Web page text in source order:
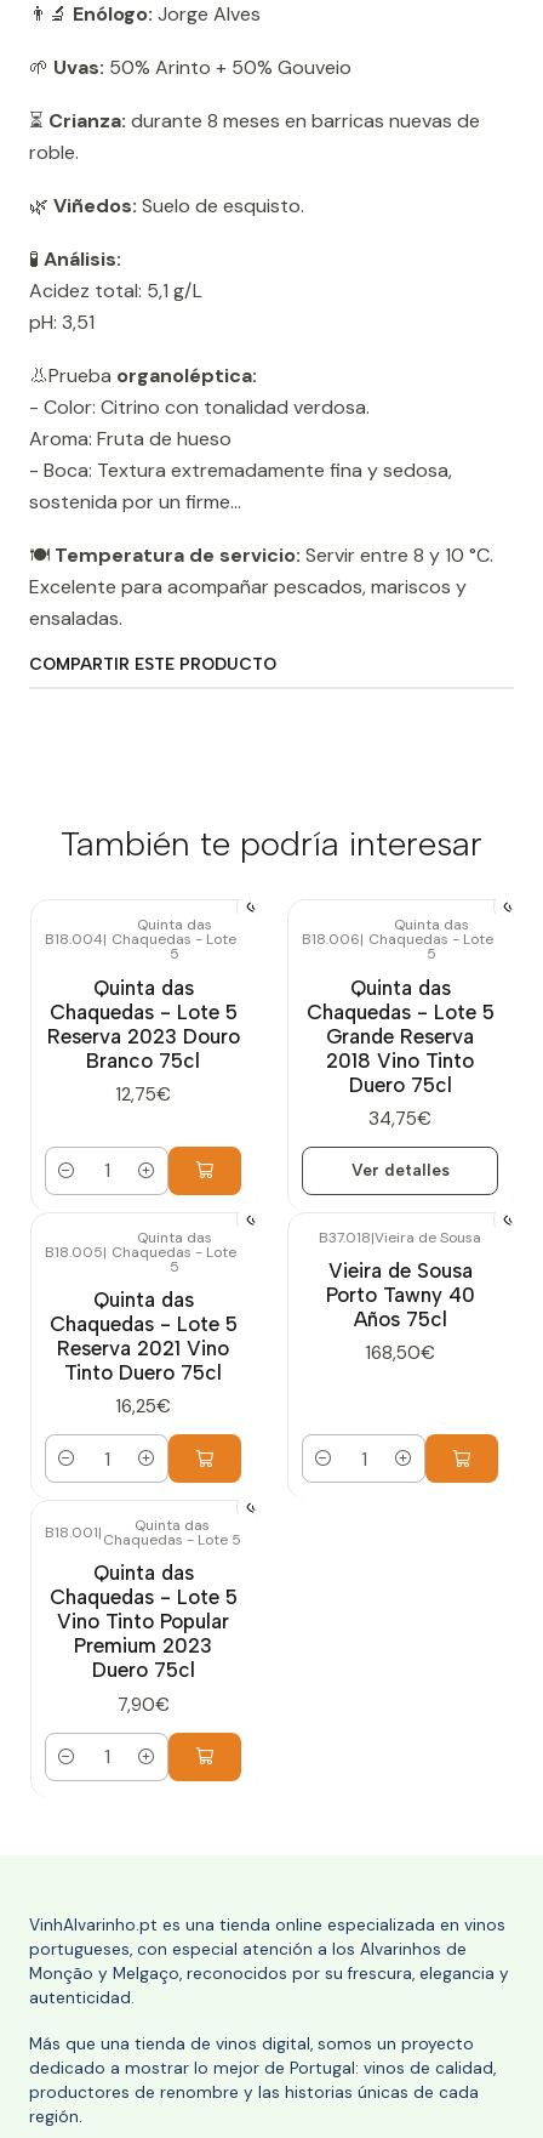
👨‍🔬 Enólogo: Jorge Alves
🌱 Uvas: 50% Arinto + 50% Gouveio
⏳ Crianza: durante 8 meses en barricas nuevas de
roble.
🌿 Viñedos: Suelo de esquisto.
🧪 Análisis:
Acidez total: 5,1 g/L
pH: 3,51
👃Prueba organoléptica:
- Color: Citrino con tonalidad verdosa.
Aroma: Fruta de hueso
- Boca: Textura extremadamente fina y sedosa,
sostenida por un firme...
🍽️ Temperatura de servicio: Servir entre 8 y 10 °C.
Excelente para acompañar pescados, mariscos y
ensaladas.
COMPARTIR ESTE PRODUCTO
También te podría interesar
B18.004|
Quinta das
Chaquedas - Lote
5
Quinta das
Chaquedas - Lote 5
Reserva 2023 Douro
Branco 75cl
12,75€
Cantidad
Agotado
B18.006|
Quinta das
Chaquedas - Lote
5
Quinta das
Chaquedas - Lote 5
Grande Reserva
2018 Vino Tinto
Duero 75cl
34,75€
Ver detalles
B18.005|
Quinta das
Chaquedas - Lote
5
Quinta das
Chaquedas - Lote 5
Reserva 2021 Vino
Tinto Duero 75cl
16,25€
Cantidad
B37.018|Vieira de Sousa
Vieira de Sousa
Porto Tawny 40
Años 75cl
168,50€
Cantidad
B18.001| Quinta das
Chaquedas - Lote 5
Quinta das
Chaquedas - Lote 5
Vino Tinto Popular
Premium 2023
Duero 75cl
7,90€
Cantidad
VinhAlvarinho.pt es una tienda online especializada en vinos
portugueses, con especial atención a los Alvarinhos de
Monção y Melgaço, reconocidos por su frescura, elegancia y
autenticidad.
Más que una tienda de vinos digital, somos un proyecto
dedicado a mostrar lo mejor de Portugal: vinos de calidad,
productores de renombre y las historias únicas de cada
región.